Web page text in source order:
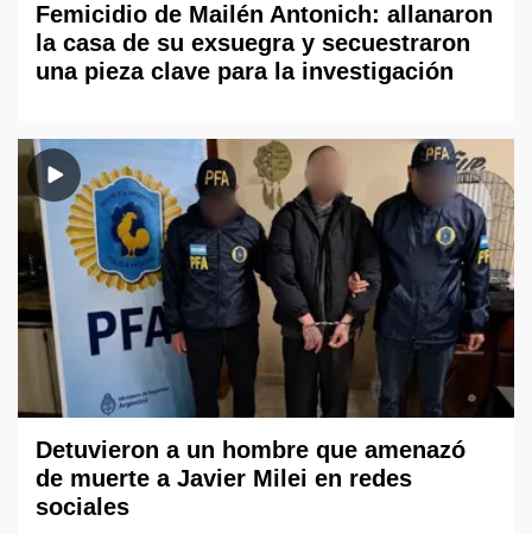
Femicidio de Mailén Antonich: allanaron
la casa de su exsuegra y secuestraron
una pieza clave para la investigación
Detuvieron a un hombre que amenazó
de muerte a Javier Milei en redes
sociales